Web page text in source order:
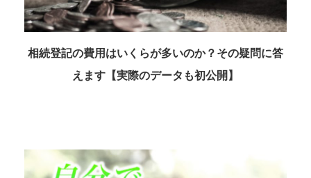
相続登記の費用はいくらが多いのか？その疑問に答
えます【実際のデータも初公開】